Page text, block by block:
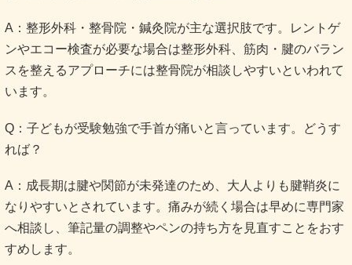
A：整形外科・整骨院・鍼灸院が主な選択肢です。レントゲ
ンやエコー検査が必要な場合は整形外科、筋肉・腱のバラン
スを整えるアプローチには整骨院が相談しやすいといわれて
います。
Q：子どもが受験勉強で手首が痛いと言っています。どうす
れば？
A：成長期は腱や関節が未発達のため、大人よりも腱鞘炎に
なりやすいとされています。痛みが続く場合は早めに専門家
へ相談し、筆記量の調整やペンの持ち方を見直すことをおす
すめします。